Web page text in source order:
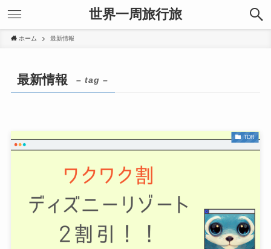
世界一周旅行旅
ホーム 最新情報
最新情報 – tag –
TDR